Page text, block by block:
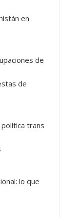
en
de
de
trans
lo que